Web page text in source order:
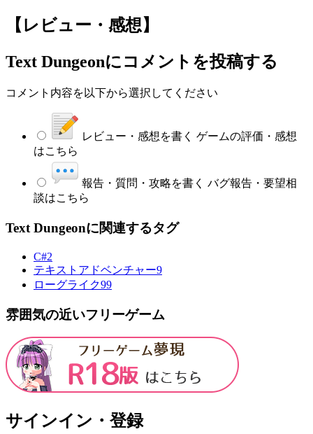
【レビュー・感想】
Text Dungeonにコメントを投稿する
コメント内容を以下から選択してください
レビュー・感想を書く ゲームの評価・感想
はこちら
報告・質問・攻略を書く バグ報告・要望相
談はこちら
Text Dungeonに関連するタグ
C#2
テキストアドベンチャー9
ローグライク99
雰囲気の近いフリーゲーム
サインイン・登録